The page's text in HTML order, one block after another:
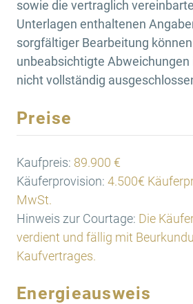
sowie die vertraglich
Unterlagen enthaltenen
sorgfältiger Bearbeitung
unbeabsichtigte Abweichungen
nicht vollständig
Preise
Kaufpreis: 89.900 €
Käuferprovision: 4.500€
MwSt.
Hinweis zur Courtage: Die
verdient und fällig mit
Kaufvertrages.
Energieausweis